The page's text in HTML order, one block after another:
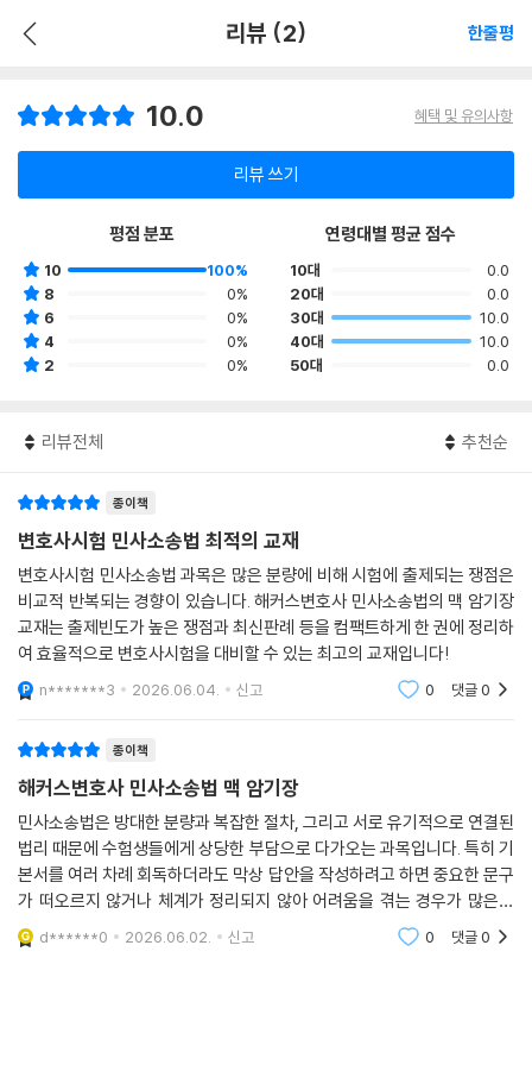
리뷰 (2) 한줄평
10.0 혜택 및 유의사항
리뷰 쓰기
평점 분포
10
100%
8
0%
6
0%
4
0%
2
0%
연령대별 평균 점수
10대
0.0
20대
0.0
30대
10.0
40대
10.0
50대
0.0
리뷰전체 추천순
종이책
변호사시험 민사소송법 최적의 교재
변호사시험 민사소송법 과목은 많은 분량에 비해 시험에 출제되는 쟁점은
비교적 반복되는 경향이 있습니다. 해커스변호사 민사소송법의 맥 암기장
교재는 출제빈도가 높은 쟁점과 최신판례 등을 컴팩트하게 한 권에 정리하
여 효율적으로 변호사시험을 대비할 수 있는 최고의 교재입니다!
n*******3 2026.06.04. 신고 0 댓글0
종이책
해커스변호사 민사소송법 맥 암기장
민사소송법은 방대한 분량과 복잡한 절차, 그리고 서로 유기적으로 연결된
법리 때문에 수험생들에게 상당한 부담으로 다가오는 과목입니다. 특히 기
본서를 여러 차례 회독하더라도 막상 답안을 작성하려고 하면 중요한 문구
가 떠오르지 않거나 체계가 정리되지 않아 어려움을 겪는 경우가 많은데
이러한 점에서 해커스변호사 민사소송법 암기장은 시험 대비를 위한 효율
적인 암기 교재라
d******0 2026.06.02. 신고 0 댓글0